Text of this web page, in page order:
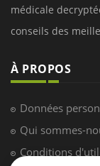
LES MALADIES